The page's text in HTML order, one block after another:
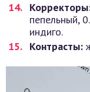
пепельный,
индиго.
Контрасты: